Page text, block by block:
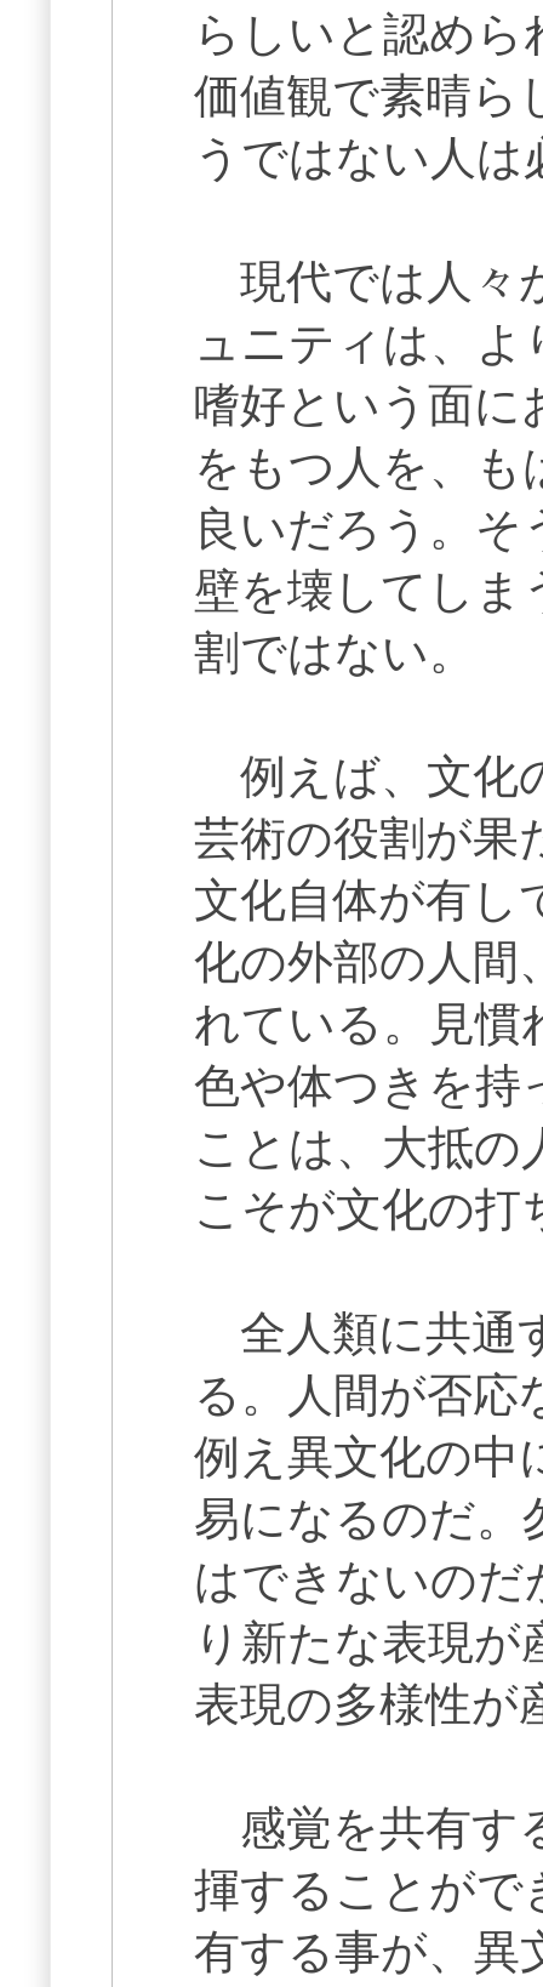
らしいと認め
価値観で素晴ら
うではない人は
現代では人々
ュニティは、よ
嗜好という面に
をもつ人を、も
良いだろう。
壁を壊してしま
割ではない。
例えば、文化
芸術の役割が果
文化自体が有し
化の外部の人間
れている。見慣
色や体つきを持
ことは、大抵の
こそが文化の打
全人類に共通
る。人間が否応
例え異文化の中
易になるのだ。
はできないのだ
り新たな表現
表現の多様性が
感覚を共有す
揮することがで
有する事が、異